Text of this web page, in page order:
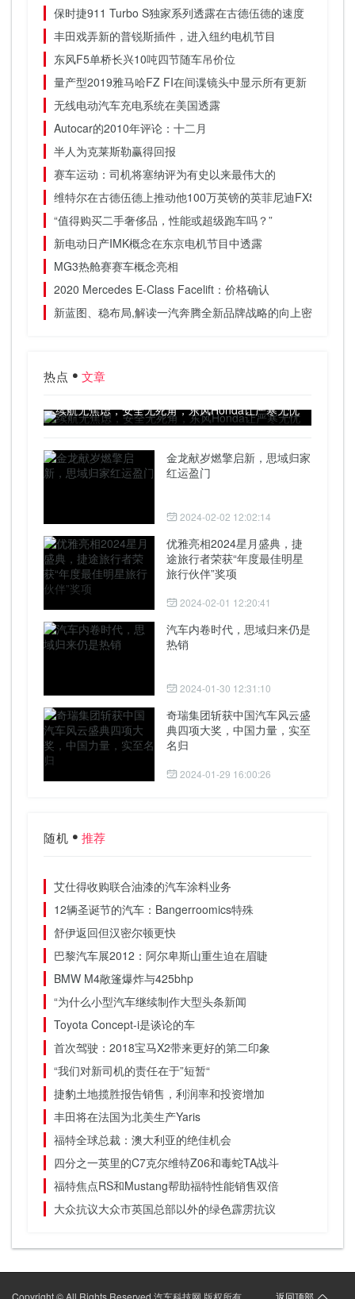
保时捷911 Turbo S独家系列透露在古德伍德的速度
丰田戏弄新的普锐斯插件，进入纽约电机节目
东风F5单桥长兴10吨四节随车吊价位
量产型2019雅马哈FZ FI在间谍镜头中显示所有更新
无线电动汽车充电系统在美国透露
Autocar的2010年评论：十二月
半人为克莱斯勒赢得回报
赛车运动：司机将塞纳评为有史以来最伟大的
维特尔在古德伍德上推动他100万英镑的英菲尼迪FX50
“值得购买二手奢侈品，性能或超级跑车吗？”
新电动日产IMK概念在东京电机节目中透露
MG3热舱赛赛车概念亮相
2020 Mercedes E-Class Facelift：价格确认
新蓝图、稳布局,解读一汽奔腾全新品牌战略的向上密码
热点 文章
续航无焦虑，安全无死角，东风Honda让严寒无忧
金龙献岁燃擎启新，思域归家
红运盈门
2024-02-02 12:02:14
优雅亮相2024星月盛典，捷
途旅行者荣获“年度最佳明星
旅行伙伴”奖项
2024-02-01 12:20:41
汽车内卷时代，思域归来仍是
热销
2024-01-30 12:31:10
奇瑞集团斩获中国汽车风云盛
典四项大奖，中国力量，实至
名归
2024-01-29 16:00:26
随机 推荐
艾仕得收购联合油漆的汽车涂料业务
12辆圣诞节的汽车：Bangerroomics特殊
舒伊返回但汉密尔顿更快
巴黎汽车展2012：阿尔卑斯山重生迫在眉睫
BMW M4敞篷爆炸与425bhp
“为什么小型汽车继续制作大型头条新闻
Toyota Concept-i是谈论的车
首次驾驶：2018宝马X2带来更好的第二印象
“我们对新司机的责任在于”短暂“
捷豹土地揽胜报告销售，利润率和投资增加
丰田将在法国为北美生产Yaris
福特全球总裁：澳大利亚的绝佳机会
四分之一英里的C7克尔维特Z06和毒蛇TA战斗
福特焦点RS和Mustang帮助福特性能销售双倍
大众抗议大众市英国总部以外的绿色霹雳抗议